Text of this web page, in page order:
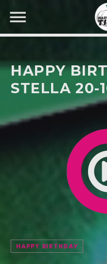
CERCA
HAPPY
STELLA 20-
HAPPY BIRTHDAY